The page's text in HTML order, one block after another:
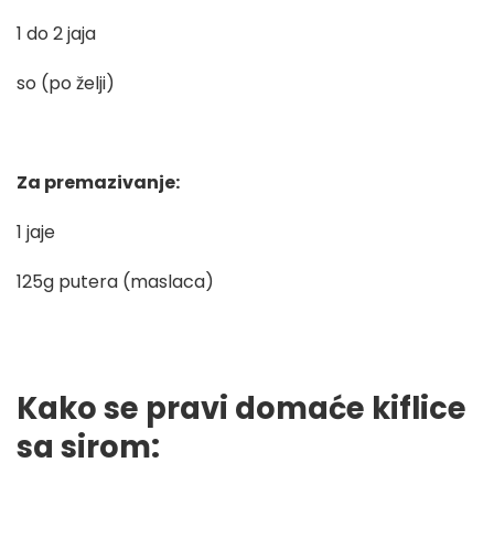
1 do 2 jaja
so (po želji)
Za premazivanje:
1 jaje
125g putera (maslaca)
Kako se pravi domaće kiflice
sa sirom: